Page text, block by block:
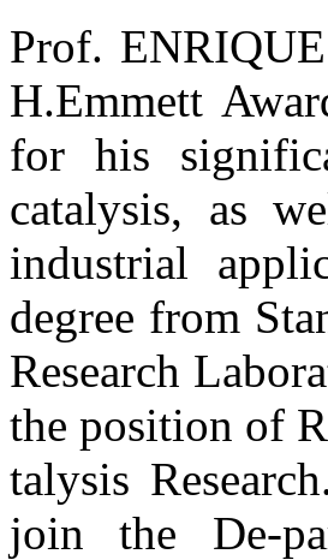
Prof.
H.Emmett
for his
catalysis, as
industrial
degree from
Research
the position of
talysis
join the De-